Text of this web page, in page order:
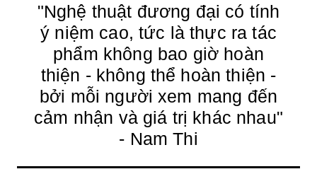
"Nghệ thuật đương đại có tính
ý niệm cao, tức là thực ra tác
phẩm không bao giờ hoàn
thiện - không thể hoàn thiện -
bởi mỗi người xem mang đến
cảm nhận và giá trị khác nhau"
- Nam Thi